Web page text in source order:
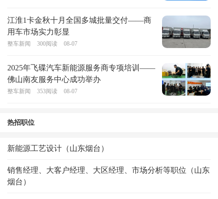
江淮1卡金秋十月全国多城批量交付——商
用车市场实力彰显
整车新闻 300阅读 08-07
2025年飞碟汽车新能源服务商专项培训——
佛山南友服务中心成功举办
整车新闻 353阅读 08-07
热招职位
新能源工艺设计（山东烟台）
销售经理、大客户经理、大区经理、市场分析等职位（山东
烟台）